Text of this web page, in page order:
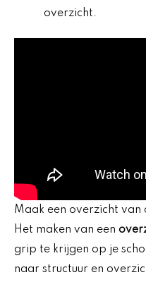
overzicht.
Maak een overzicht van
Het maken van een
grip te krijgen op je
naar structuur en